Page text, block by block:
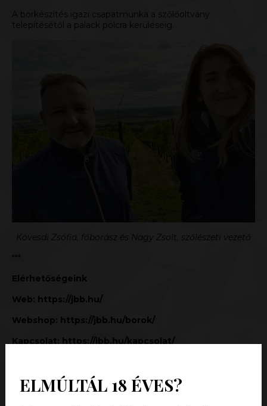
A borkészítés igazi csapatmunka a szőlőoltvány
telepítésétől a palack polcra kerüléséig.
Kövesdi Zsófia, főborász és Nagy Zsolt, szőlészeti vezető
***
Elérhetőségeink
Web: https://jbb.hu/
Webshop: https://jbb.hu/borok/
Kapcsolat: https://jbb.hu/kapcsolat/
ELMÚLTÁL 18 ÉVES?